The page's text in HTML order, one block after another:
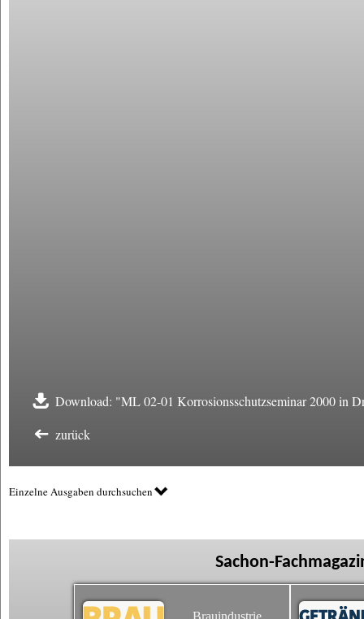
Download: "ML 02-01 Korrosionsschutzseminar 2000 in
zurück
Einzelne Ausgaben durchsuchen
Sachon-
Brauindustrie